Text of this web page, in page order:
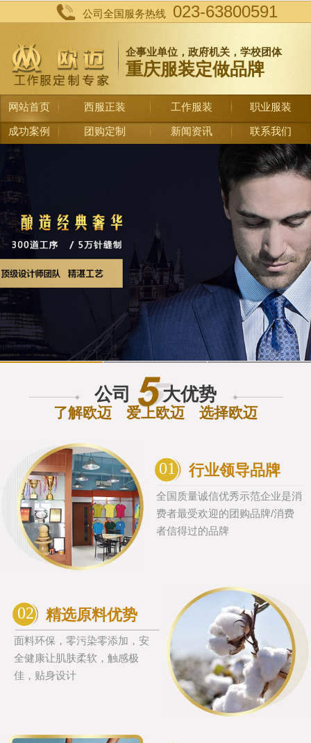
公司全国服务热线 023-63800591
企事业单位，政府机关，学校团体
重庆服装定做品牌
网站首页 西服正装 工作服装 职业服装
成功案例 团购定制 新闻资讯 联系我们
公司 大优势
了解欧迈 爱上欧迈 选择欧迈
01 行业领导品牌
全国质量诚信优秀示范企业是消
费者最受欢迎的团购品牌/消费
者信得过的品牌
02 精选原料优势
面料环保，零污染零添加，安
全健康让肌肤柔软，触感极
佳，贴身设计